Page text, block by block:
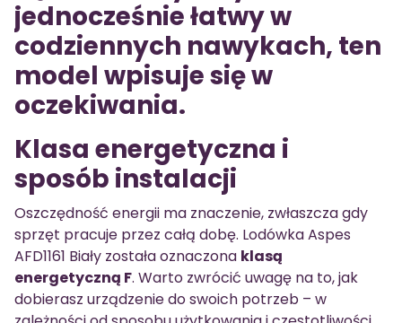
jednocześnie łatwy w
codziennych nawykach, ten
model wpisuje się w
oczekiwania.
Klasa energetyczna i
sposób instalacji
Oszczędność energii ma znaczenie, zwłaszcza gdy
sprzęt pracuje przez całą dobę. Lodówka Aspes
AFD1161 Biały została oznaczona klasą
energetyczną F. Warto zwrócić uwagę na to, jak
dobierasz urządzenie do swoich potrzeb – w